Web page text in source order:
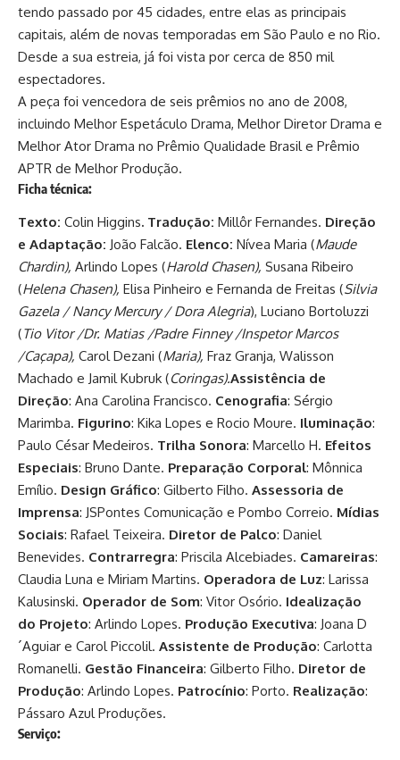
tendo passado por 45 cidades, entre elas as principais
capitais, além de novas temporadas em São Paulo e no Rio.
Desde a sua estreia, já foi vista por cerca de 850 mil
espectadores.
A peça foi vencedora de seis prêmios no ano de 2008,
incluindo Melhor Espetáculo Drama, Melhor Diretor Drama e
Melhor Ator Drama no Prêmio Qualidade Brasil e Prêmio
APTR de Melhor Produção.
Ficha técnica:
Texto: Colin Higgins. Tradução: Millôr Fernandes. Direção
e Adaptação: João Falcão. Elenco: Nívea Maria (Maude
Chardin), Arlindo Lopes (Harold Chasen), Susana Ribeiro
(Helena Chasen), Elisa Pinheiro e Fernanda de Freitas (Silvia
Gazela / Nancy Mercury / Dora Alegria), Luciano Bortoluzzi
(Tio Vitor /Dr. Matias /Padre Finney /Inspetor Marcos
/Caçapa), Carol Dezani (Maria), Fraz Granja, Walisson
Machado e Jamil Kubruk (Coringas).Assistência de
Direção: Ana Carolina Francisco. Cenografia: Sérgio
Marimba. Figurino: Kika Lopes e Rocio Moure. Iluminação:
Paulo César Medeiros. Trilha Sonora: Marcello H. Efeitos
Especiais: Bruno Dante. Preparação Corporal: Mônnica
Emílio. Design Gráfico: Gilberto Filho. Assessoria de
Imprensa: JSPontes Comunicação e Pombo Correio. Mídias
Sociais: Rafael Teixeira. Diretor de Palco: Daniel
Benevides. Contrarregra: Priscila Alcebiades. Camareiras:
Claudia Luna e Miriam Martins. Operadora de Luz: Larissa
Kalusinski. Operador de Som: Vitor Osório. Idealização
do Projeto: Arlindo Lopes. Produção Executiva: Joana D
´Aguiar e Carol Piccolil. Assistente de Produção: Carlotta
Romanelli. Gestão Financeira: Gilberto Filho. Diretor de
Produção: Arlindo Lopes. Patrocínio: Porto. Realização:
Pássaro Azul Produções.
Serviço: